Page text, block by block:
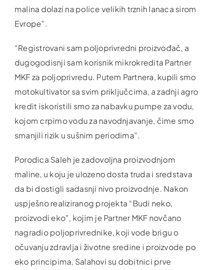
malina dolazi na police velikih trznih lanaca sirom
Evrope”.
“Registrovani sam poljoprivredni proizvođač, a
dugogodisnji sam korisnik mikrokredita Partner
MKF za poljoprivredu. Putem Partnera, kupili smo
motokultivator sa svim priključcima, a zadnji agro
kredit iskoristili smo za nabavku pumpe za vodu,
kojom crpimo vodu za navodnjavanje, čime smo
smanjili rizik u sušnim periodima”.
Porodica Saleh je zadovoljna proizvodnjom
maline, u koju je ulozeno dosta truda i sredstava
da bi dostigli sadasnji nivo proizvodnje. Nakon
uspješno realiziranog projekta “Budi neko,
proizvodi eko”, kojim je Partner MKF novčano
nagradio poljoprivrednike, koji vode brigu o
očuvanju zdravlja i životne sredine i proizvode po
eko principima, Salahovi su dobitnici prve